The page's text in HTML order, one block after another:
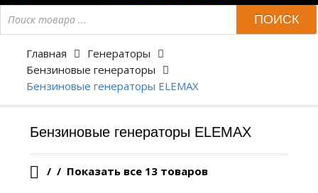
товара
ПОИСК
Главная
Генераторы
Бензиновые генераторы
Бензиновые генераторы ELEMAX
Бензиновые генераторы ELEMAX
/ Показать все 13 товаров